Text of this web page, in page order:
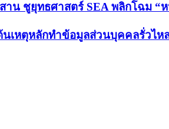
น ชูยุทธศาสตร์ SEA พลิกโฉม “
นเหตุหลักทำข้อมูลส่วนบุคคลรั่วไห